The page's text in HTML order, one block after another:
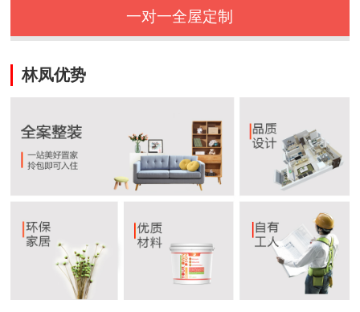
一对一全屋定制
林凤优势